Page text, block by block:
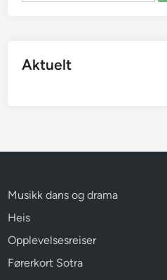
Aktuelt
Musikk dans og drama
Heis
Opplevelsesreiser
Førerkort Sotra